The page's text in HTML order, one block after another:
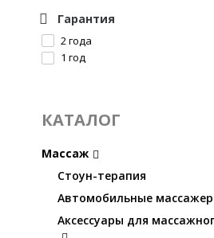
Гарантия
2 года
1 год
КАТАЛОГ
Массаж
Стоун-терапия
Автомобильные
Аксессуары для